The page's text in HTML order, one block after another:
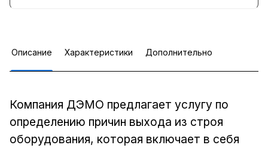
Описание Характеристики Дополнительно
Компания ДЭМО предлагает услугу по
определению причин выхода из строя
оборудования, которая включает в себя